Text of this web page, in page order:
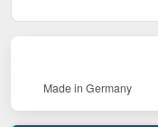
Made in Germany